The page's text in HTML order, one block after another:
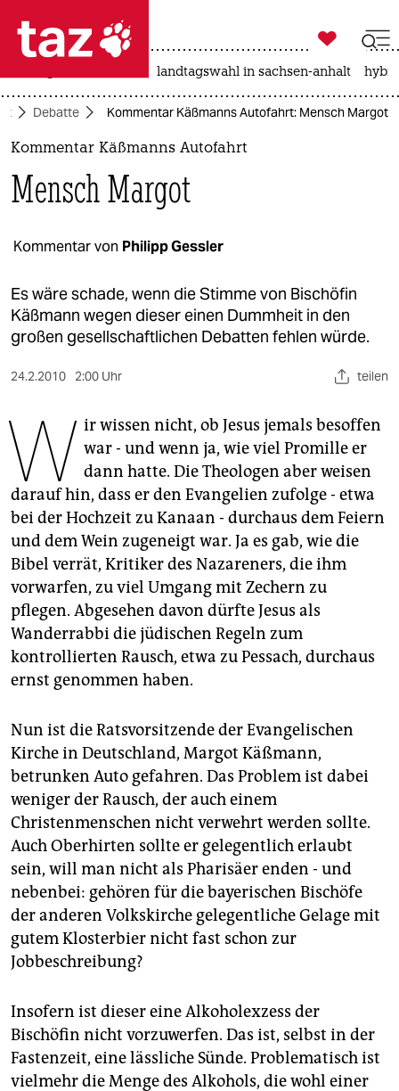
 taz zahl ich
taz zahl ich
politik
öko
gesellschaft
kultur
nord
wahrheit
verlag
verlag
veranstaltungen
shop
fragen & hilfe
unterstützen
abo
genossenschaft
epaper login

taz zahl ich
landtagswahl in sachsen-anhalt
Debatte Kommentar Käßmanns Autofahrt: Mensch Margot
Kommentar Käßmanns Autofahrt
Mensch Margot
Kommentar von Philipp Gessler
Es wäre schade, wenn die Stimme von Bischöfin
Käßmann wegen dieser einen Dummheit in den
großen gesellschaftlichen Debatten fehlen würde.
24.2.2010 2:00 Uhr teilen
W ir wissen nicht, ob Jesus jemals besoffen
war - und wenn ja, wie viel Promille er
dann hatte. Die Theologen aber weisen
darauf hin, dass er den Evangelien zufolge - etwa
bei der Hochzeit zu Kanaan - durchaus dem Feiern
und dem Wein zugeneigt war. Ja es gab, wie die
Bibel verrät, Kritiker des Nazareners, die ihm
vorwarfen, zu viel Umgang mit Zechern zu
pflegen. Abgesehen davon dürfte Jesus als
Wanderrabbi die jüdischen Regeln zum
kontrollierten Rausch, etwa zu Pessach, durchaus
ernst genommen haben.
Nun ist die Ratsvorsitzende der Evangelischen
Kirche in Deutschland, Margot Käßmann,
betrunken Auto gefahren. Das Problem ist dabei
weniger der Rausch, der auch einem
Christenmenschen nicht verwehrt werden sollte.
Auch Oberhirten sollte er gelegentlich erlaubt
sein, will man nicht als Pharisäer enden - und
nebenbei: gehören für die bayerischen Bischöfe
der anderen Volkskirche gelegentliche Gelage mit
gutem Klosterbier nicht fast schon zur
Jobbeschreibung?
Insofern ist dieser eine Alkoholexzess der
Bischöfin nicht vorzuwerfen. Das ist, selbst in der
Fastenzeit, eine lässliche Sünde. Problematisch ist
vielmehr die Menge des Alkohols, die wohl einer